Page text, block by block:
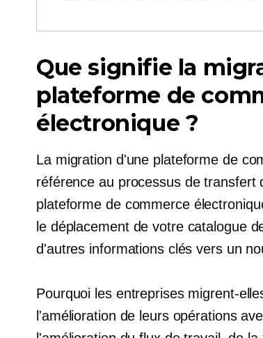
Que signifie la
plateforme de
électronique ?
La migration d'une plateforme de
référence au processus de transfert
plateforme de commerce
le déplacement de votre catalogue
d'autres informations clés vers un
Pourquoi les entreprises migrent-
l'amélioration de leurs opérations